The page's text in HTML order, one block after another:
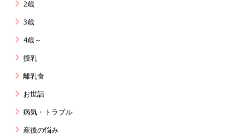
2歳
3歳
4歳～
授乳
離乳食
お世話
病気・トラブル
産後の悩み